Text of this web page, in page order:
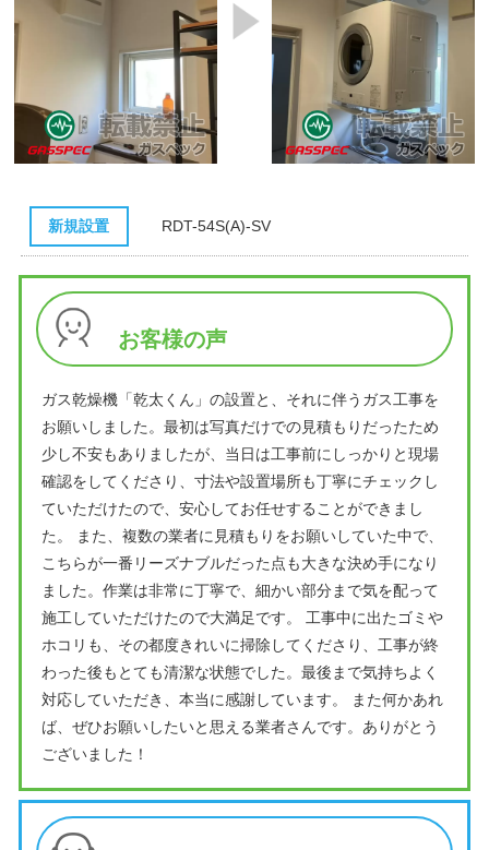
新規設置 RDT-54S(A)-SV
お客様の声
ガス乾燥機「乾太くん」の設置と、それに伴うガス工事を
お願いしました。最初は写真だけでの見積もりだったため
少し不安もありましたが、当日は工事前にしっかりと現場
確認をしてくださり、寸法や設置場所も丁寧にチェックし
ていただけたので、安心してお任せすることができまし
た。 また、複数の業者に見積もりをお願いしていた中で、
こちらが一番リーズナブルだった点も大きな決め手になり
ました。作業は非常に丁寧で、細かい部分まで気を配って
施工していただけたので大満足です。 工事中に出たゴミや
ホコリも、その都度きれいに掃除してくださり、工事が終
わった後もとても清潔な状態でした。最後まで気持ちよく
対応していただき、本当に感謝しています。 また何かあれ
ば、ぜひお願いしたいと思える業者さんです。ありがとう
ございました！